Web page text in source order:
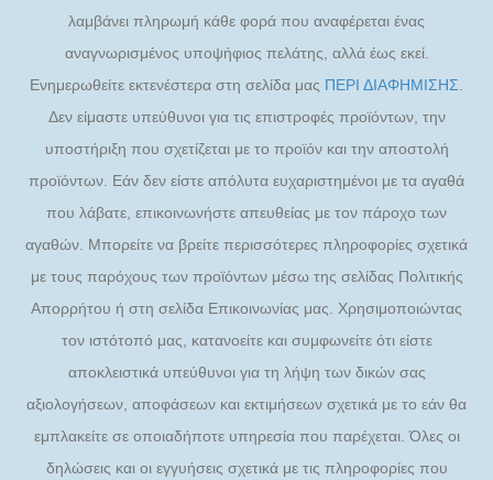
λαμβάνει πληρωμή κάθε φορά που αναφέρεται ένας
αναγνωρισμένος υποψήφιος πελάτης, αλλά έως εκεί.
Ενημερωθείτε εκτενέστερα στη σελίδα μας ΠΕΡΙ ΔΙΑΦΗΜΙΣΗΣ.
Δεν είμαστε υπεύθυνοι για τις επιστροφές προϊόντων, την
υποστήριξη που σχετίζεται με το προϊόν και την αποστολή
προϊόντων. Εάν δεν είστε απόλυτα ευχαριστημένοι με τα αγαθά
που λάβατε, επικοινωνήστε απευθείας με τον πάροχο των
αγαθών. Μπορείτε να βρείτε περισσότερες πληροφορίες σχετικά
με τους παρόχους των προϊόντων μέσω της σελίδας Πολιτικής
Απορρήτου ή στη σελίδα Επικοινωνίας μας. Χρησιμοποιώντας
τον ιστότοπό μας, κατανοείτε και συμφωνείτε ότι είστε
αποκλειστικά υπεύθυνοι για τη λήψη των δικών σας
αξιολογήσεων, αποφάσεων και εκτιμήσεων σχετικά με το εάν θα
εμπλακείτε σε οποιαδήποτε υπηρεσία που παρέχεται. Όλες οι
δηλώσεις και οι εγγυήσεις σχετικά με τις πληροφορίες που